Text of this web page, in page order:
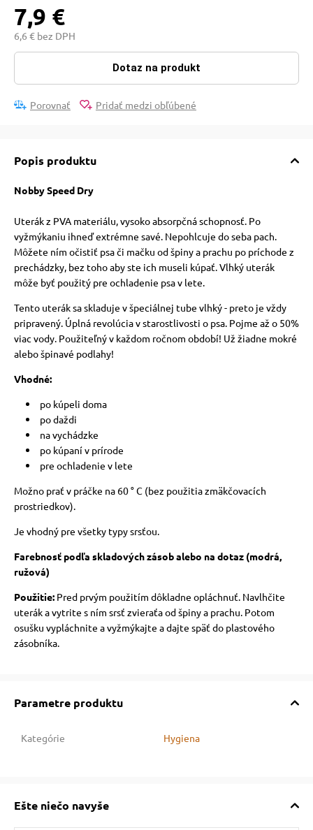
mačky
mačky
podložky
7,9 €
6,6 € bez DPH
Dotaz na produkt
Porovnať Pridať medzi obľúbené
Popis produktu
Nobby Speed Dry
Uterák z PVA materiálu, vysoko absorpčná schopnosť. Po
vyžmýkaniu ihneď extrémne savé. Nepohlcuje do seba pach.
Môžete ním očistiť psa či mačku od špiny a prachu po príchode z
prechádzky, bez toho aby ste ich museli kúpať. Vlhký uterák
môže byť použitý pre ochladenie psa v lete.
Tento uterák sa skladuje v špeciálnej tube vlhký - preto je vždy
pripravený. Úplná revolúcia v starostlivosti o psa. Pojme až o 50%
viac vody. Použiteľný v každom ročnom období! Už žiadne mokré
alebo špinavé podlahy!
Vhodné:
po kúpeli doma
po daždi
na vychádzke
po kúpaní v prírode
pre ochladenie v lete
Možno prať v práčke na 60 ° C (bez použitia zmäkčovacích
prostriedkov).
Je vhodný pre všetky typy srsťou.
Farebnosť podľa skladových zásob alebo na dotaz (modrá,
ružová)
Použitie:Pred prvým použitím dôkladne opláchnuť. Navlhčite
uterák a vytrite s ním srsť zvieraťa od špiny a prachu. Potom
osušku vypláchnite a vyžmýkajte a dajte späť do plastového
zásobníka.
Parametre produktu
Kategórie Hygiena
Ešte niečo navyše